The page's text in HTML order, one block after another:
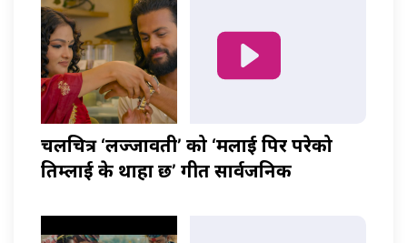
चलचित्र ‘लज्जावती’ को ‘मलाई पिर परेको
तिम्लाई के थाहा छ’ गीत सार्वजनिक